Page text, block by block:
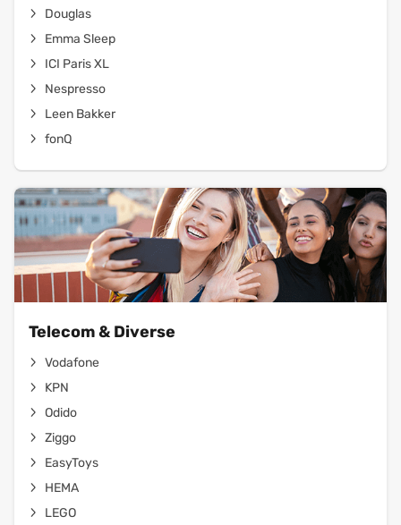
Douglas
Emma Sleep
ICI Paris XL
Nespresso
Leen Bakker
fonQ
Telecom & Diverse
Vodafone
KPN
Odido
Ziggo
EasyToys
HEMA
LEGO